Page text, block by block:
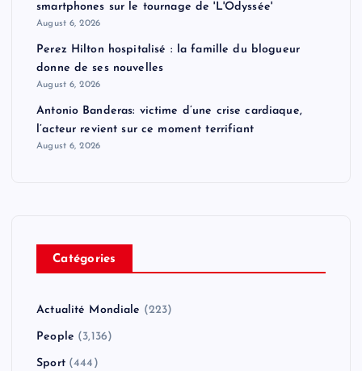
smartphones sur le tournage de 'L'Odyssée'
August 6, 2026
Perez Hilton hospitalisé : la famille du blogueur
donne de ses nouvelles
August 6, 2026
Antonio Banderas: victime d’une crise cardiaque,
l’acteur revient sur ce moment terrifiant
August 6, 2026
Catégories
Actualité Mondiale (223)
People (3,136)
Sport(444)